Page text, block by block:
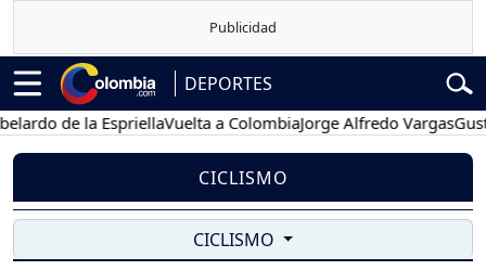
DEPORTES
de la EspriellaVuelta a ColombiaJorge Alfredo VargasGustavo
CICLISMO
CICLISMO